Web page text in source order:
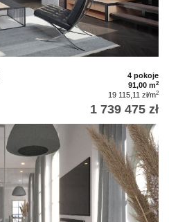
4 pokoje
91,00 m2
19 115,11 zł/m2
1 739 475 zł